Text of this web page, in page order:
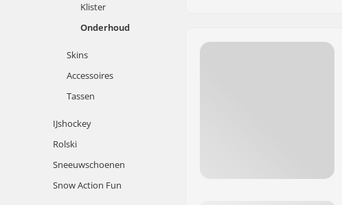
Klister
Onderhoud
Skins
Accessoires
Tassen
IJshockey
Rolski
Sneeuwschoenen
Snow Action Fun